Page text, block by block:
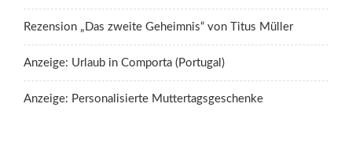
Rezension „Das zweite Geheimnis“ von Titus Müller
Anzeige: Urlaub in Comporta (Portugal)
Anzeige: Personalisierte Muttertagsgeschenke